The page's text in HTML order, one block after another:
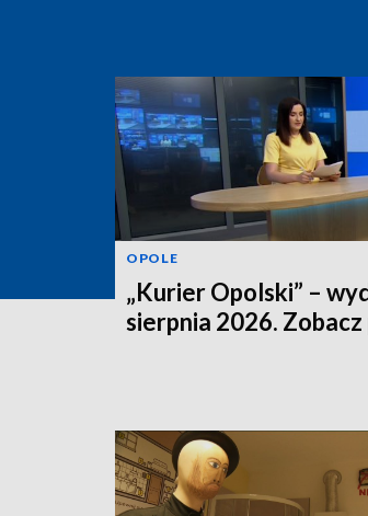
OPOLE
„Kurier Opolski” –
sierpnia 2026.